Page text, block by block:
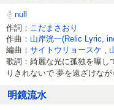
null
作詞： こだまさおり
作曲： 山岸洸一(Relic Lyric,
編曲： サイトウリョースケ
歌詞：綺麗な光に孤独を曝し
りきれないで 夢を遠ざけなが
明鏡流水